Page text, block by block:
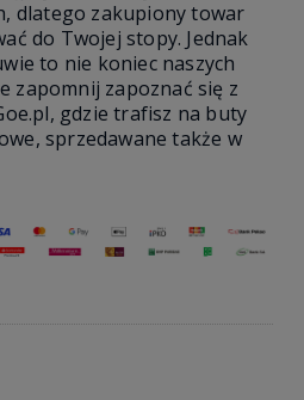
dlatego zakupiony towar
do Twojej stopy. Jednak
to nie koniec naszych
zapomnij zapoznać się z
gdzie trafisz na buty
sprzedawane także w